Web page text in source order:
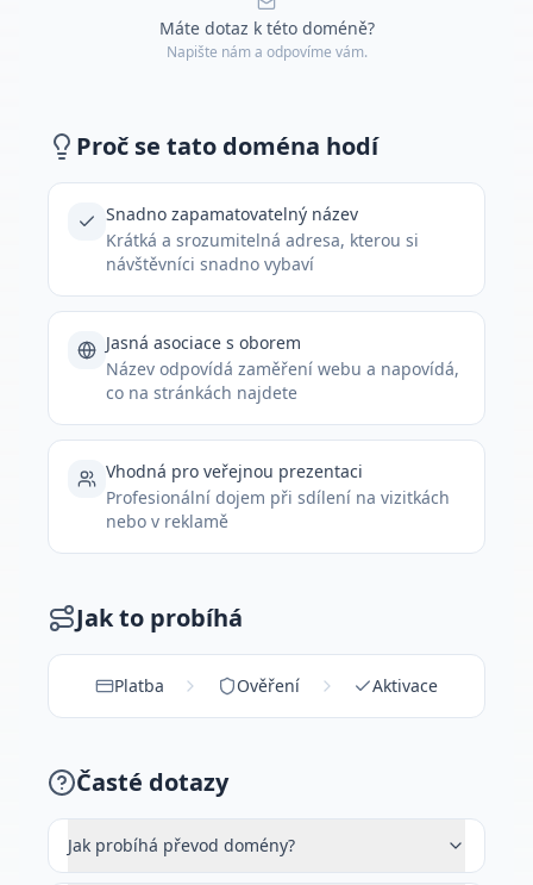
Máte dotaz k této doméně?
Napište nám a odpovíme vám.
Proč se tato doména hodí
Snadno zapamatovatelný název
Krátká a srozumitelná adresa, kterou si
návštěvníci snadno vybaví
Jasná asociace s oborem
Název odpovídá zaměření webu a napovídá,
co na stránkách najdete
Vhodná pro veřejnou prezentaci
Profesionální dojem při sdílení na vizitkách
nebo v reklamě
Jak to probíhá
Platba Ověření Aktivace
Časté dotazy
Jak probíhá převod domény?